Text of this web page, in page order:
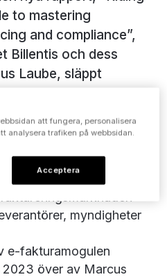
to mastering
and compliance”,
Billentis och dess
Laube, släppt
som under mer
oberoende
har vuxit till en
myndigheter
e-fakturamogulen
över av Marcus
att fungera, personalisera
analysera trafiken på webbsidan.
Acceptera